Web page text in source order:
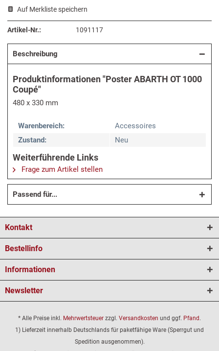
Auf Merkliste speichern
Artikel-Nr.: 1091117
Beschreibung
Produktinformationen "Poster ABARTH OT 1000
Coupé"
480 x 330 mm
Warenbereich:
Accessoires
Zustand:
Neu
Weiterführende Links
Frage zum Artikel stellen
Passend für...
Kontakt
Bestellinfo
Informationen
Newsletter
* Alle Preise inkl. Mehrwertsteuer zzgl. Versandkosten und ggf. Pfand.
1) Lieferzeit innerhalb Deutschlands für paketfähige Ware (Sperrgut und
Spedition ausgenommen).